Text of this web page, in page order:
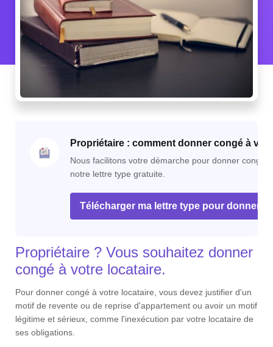
Propriétaire : comment donner congé à
Nous facilitons votre démarche pour donner congé
notre lettre type gratuite.
Télécharger ma lettre type pour donner
Propriétaire ? Vous souhaitez donner
congé à votre locataire.
Pour donner congé à votre locataire, vous devez justifier d'un
motif de revente ou de reprise d'appartement ou avoir un motif
légitime et sérieux, comme l'inexécution par votre locataire de
ses obligations.